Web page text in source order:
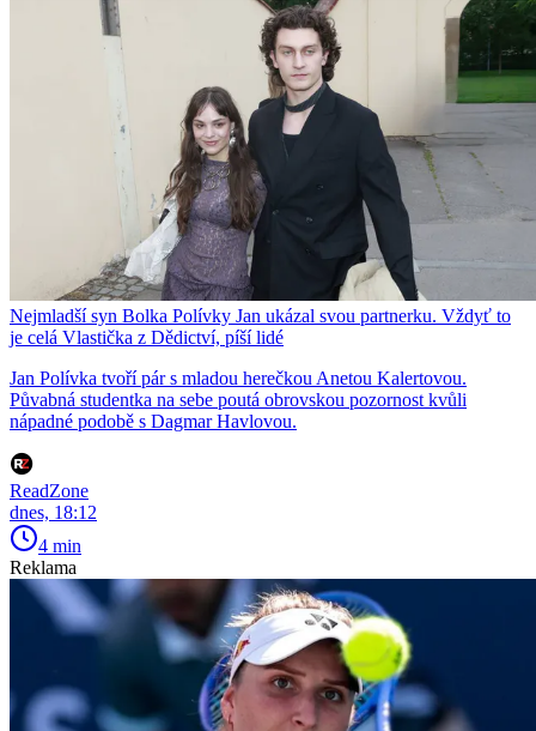
Nejmladší syn Bolka Polívky Jan ukázal svou partnerku. Vždyť to
je celá Vlastička z Dědictví, píší lidé
Jan Polívka tvoří pár s mladou herečkou Anetou Kalertovou.
Půvabná studentka na sebe poutá obrovskou pozornost kvůli
nápadné podobě s Dagmar Havlovou.
ReadZone
dnes, 18:12
4 min
Reklama